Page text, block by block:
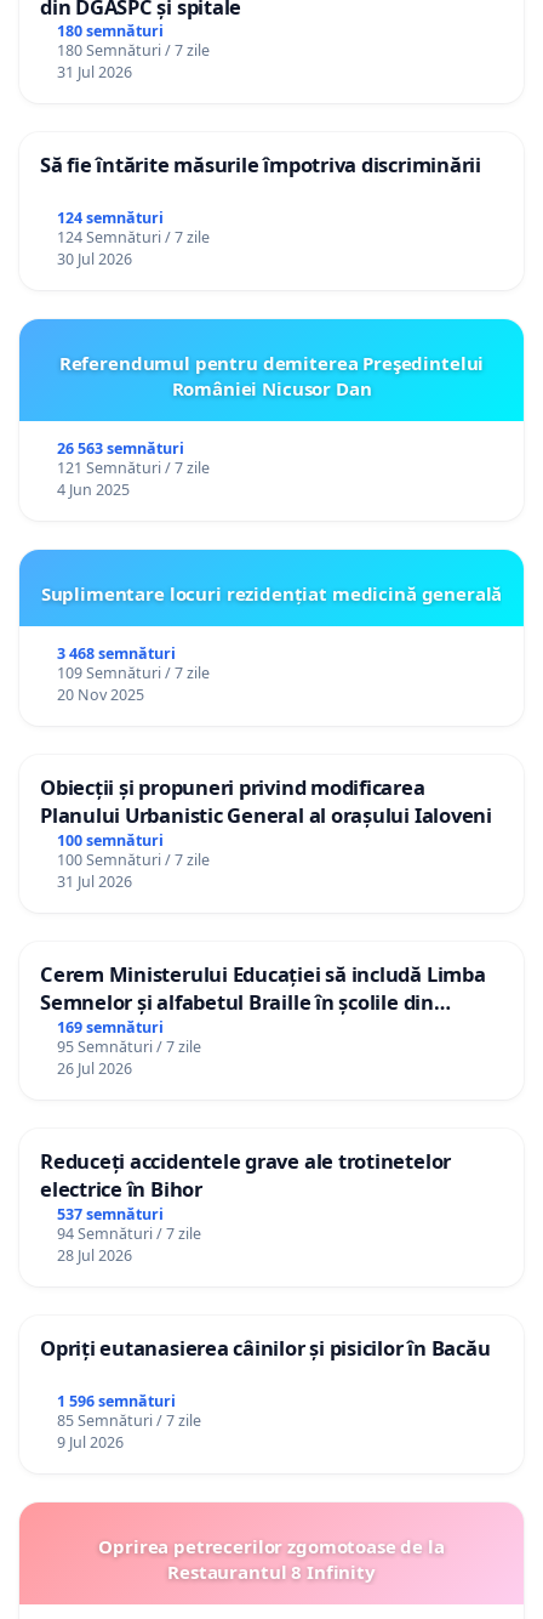
din DGASPC și spitale
180 semnături
180 Semnături / 7 zile
31 Jul 2026
Să fie întărite măsurile împotriva discriminării
124 semnături
124 Semnături / 7 zile
30 Jul 2026
Referendumul pentru demiterea Preşedintelui
României Nicusor Dan
26 563 semnături
121 Semnături / 7 zile
4 Jun 2025
Suplimentare locuri rezidențiat medicină generală
3 468 semnături
109 Semnături / 7 zile
20 Nov 2025
Obiecții și propuneri privind modificarea
Planului Urbanistic General al orașului Ialoveni
100 semnături
100 Semnături / 7 zile
31 Jul 2026
Cerem Ministerului Educației să includă Limba
Semnelor și alfabetul Braille în școlile din
Republica Moldova!
169 semnături
95 Semnături / 7 zile
26 Jul 2026
Reduceți accidentele grave ale trotinetelor
electrice în Bihor
537 semnături
94 Semnături / 7 zile
28 Jul 2026
Opriți eutanasierea câinilor și pisicilor în Bacău
1 596 semnături
85 Semnături / 7 zile
9 Jul 2026
Oprirea petrecerilor zgomotoase de la
Restaurantul 8 Infinity